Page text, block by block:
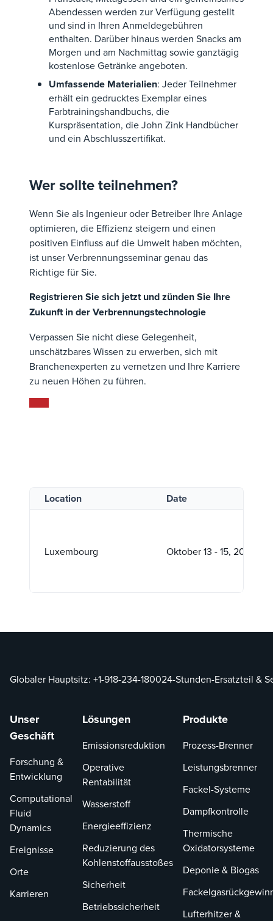
Abendessen werden zur Verfügung gestellt
und sind in Ihren Anmeldegebühren
enthalten. Darüber hinaus werden Snacks am
Morgen und am Nachmittag sowie ganztägig
kostenlose Getränke angeboten.
Umfassende Materialien: Jeder Teilnehmer
erhält ein gedrucktes Exemplar eines
Farbtrainingshandbuchs, die
Kurspräsentation, die John Zink Handbücher
und ein Abschlusszertifikat.
Wer sollte teilnehmen?
Wenn Sie als Ingenieur oder Betreiber Ihre Anlage
optimieren, die Effizienz steigern und einen
positiven Einfluss auf die Umwelt haben möchten,
ist unser Verbrennungsseminar genau das
Richtige für Sie.
Registrieren Sie sich jetzt und zünden Sie Ihre
Zukunft in der Verbrennungstechnologie
Verpassen Sie nicht diese Gelegenheit,
unschätzbares Wissen zu erwerben, sich mit
Branchenexperten zu vernetzen und Ihre Karriere
zu neuen Höhen zu führen.
Location
Luxembourg
Date
Oktober 13 - 15, 2026
Globaler Hauptsitz: +1-918-234-180024-Stunden-Ersatzteil &
Unser
Geschäft
Forschung &
Entwicklung
Computational
Fluid
Dynamics
Ereignisse
Orte
Karrieren
Lösungen
Emissionsreduktion
Operative
Rentabilität
Wasserstoff
Energieeffizienz
Reduzierung des
Kohlenstoffausstoßes
Sicherheit
Betriebssicherheit
Produkte
Prozess-Brenner
Leistungsbrenner
Fackel-Systeme
Dampfkontrolle
Thermische
Oxidatorsysteme
Deponie & Biogas
Lufterhitzer &